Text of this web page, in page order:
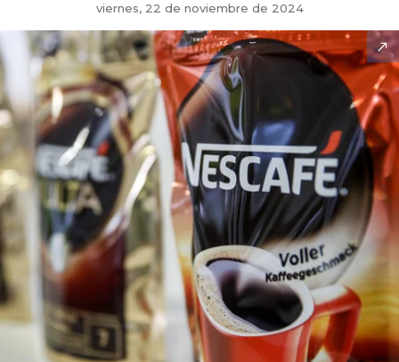
viernes, 22 de noviembre de 2024